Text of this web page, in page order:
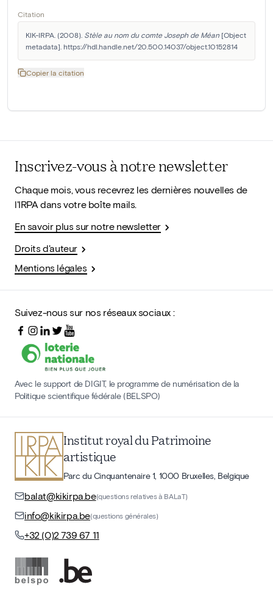
Citation
KIK-IRPA. (2008). Stèle au nom du comte Joseph de Méan [Object
metadata]. https://hdl.handle.net/20.500.14037/object.10152814
Copier la citation
Inscrivez-vous à notre newsletter
Chaque mois, vous recevrez les dernières nouvelles de
l'IRPA dans votre boîte mails.
En savoir plus sur notre newsletter
Droits d'auteur
Mentions légales
Suivez-nous sur nos réseaux sociaux :
Avec le support de DIGIT, le programme de numérisation de la
Politique scientifique fédérale (BELSPO)
Institut royal du Patrimoine
artistique
Parc du Cinquantenaire 1, 1000 Bruxelles, Belgique
balat@kikirpa.be(questions relatives à BALaT)
info@kikirpa.be(questions générales)
+32 (0)2 739 67 11